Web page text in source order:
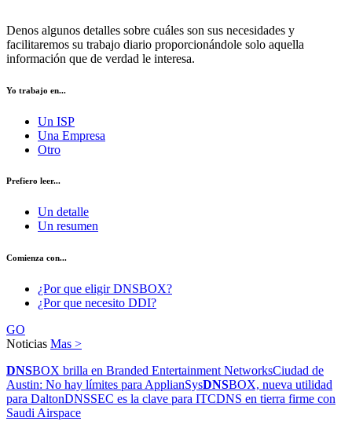
Denos algunos detalles sobre cuáles son sus necesidades y
facilitaremos su trabajo diario proporcionándole solo aquella
información que de verdad le interesa.
Yo trabajo en...
Un ISP
Una Empresa
Otro
Prefiero leer...
Un detalle
Un resumen
Comienza con...
¿Por que eligir DNSBOX?
¿Por que necesito DDI?
GO
Noticias Mas >
DNSBOX brilla en Branded Entertainment NetworksCiudad de
Austin: No hay límites para ApplianSysDNSBOX, nueva utilidad
para DaltonDNSSEC es la clave para ITCDNS en tierra firme con
Saudi Airspace